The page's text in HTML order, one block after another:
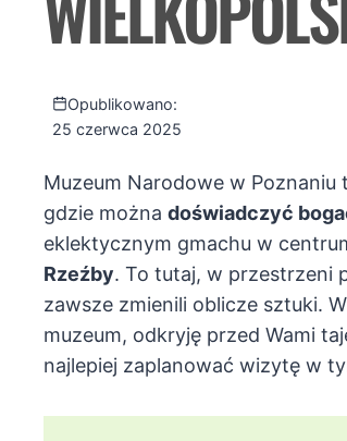
Opublikowano:
25 czerwca 2025
Muzeum Narodowe w
gdzie można doświadczyć
eklektycznym gmachu w
Rzeźby. To tutaj, w przestrzeni
zawsze zmienili oblicze sztuki.
muzeum, odkryję przed Wami
najlepiej zaplanować wizytę w